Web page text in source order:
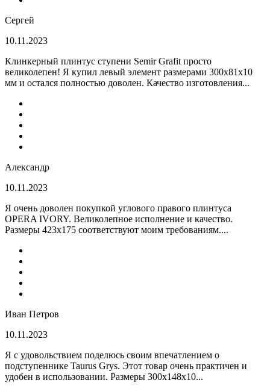
Сергей
10.11.2023
Клинкерный плинтус ступени Semir Grafit просто
великолепен! Я купил левый элемент размерами 300х81х10
мм и остался полностью доволен. Качество изготовления...
Александр
10.11.2023
Я очень доволен покупкой углового правого плинтуса
OPERA IVORY. Великолепное исполнение и качество.
Размеры 423х175 соответствуют моим требованиям....
Иван Петров
10.11.2023
Я с удовольствием поделюсь своим впечатлением о
подступеннике Taurus Grys. Этот товар очень практичен и
удобен в использовании. Размеры 300х148х10...